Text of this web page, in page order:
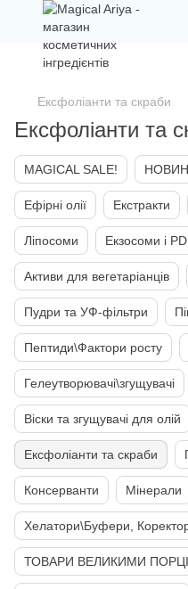
Шановні покупці, зверніть
липень-серпень. Графік роботи
Ексфоліанти та скраби
Ексфоліанти та
MAGICAL SALE!
Ефірні олії Екстракти
Ліпосоми Екзосоми і
Активи для вегетаріанців
Пудри та УФ-фільтри
Пептиди\Фактори росту
Гелеутворювачі\згущувачі
Віски та згущувачі для олій
Ексфоліанти та скраби
Консерванти Мінерали
Хелатори\Буфери,
ТОВАРИ ВЕЛИКИМИ